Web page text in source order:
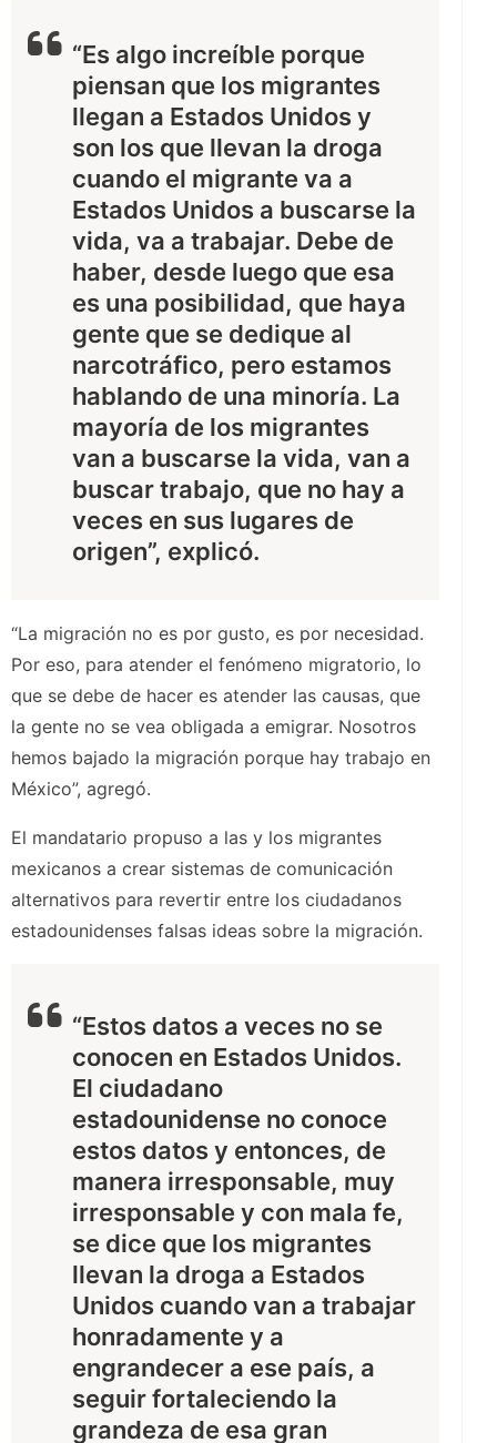
“Es algo increíble porque
piensan que los migrantes
llegan a Estados Unidos y
son los que llevan la droga
cuando el migrante va a
Estados Unidos a buscarse la
vida, va a trabajar. Debe de
haber, desde luego que esa
es una posibilidad, que haya
gente que se dedique al
narcotráfico, pero estamos
hablando de una minoría. La
mayoría de los migrantes
van a buscarse la vida, van a
buscar trabajo, que no hay a
veces en sus lugares de
origen”, explicó.
“La migración no es por gusto, es por necesidad.
Por eso, para atender el fenómeno migratorio, lo
que se debe de hacer es atender las causas, que
la gente no se vea obligada a emigrar. Nosotros
hemos bajado la migración porque hay trabajo en
México”, agregó.
El mandatario propuso a las y los migrantes
mexicanos a crear sistemas de comunicación
alternativos para revertir entre los ciudadanos
estadounidenses falsas ideas sobre la migración.
“Estos datos a veces no se
conocen en Estados Unidos.
El ciudadano
estadounidense no conoce
estos datos y entonces, de
manera irresponsable, muy
irresponsable y con mala fe,
se dice que los migrantes
llevan la droga a Estados
Unidos cuando van a trabajar
honradamente y a
engrandecer a ese país, a
seguir fortaleciendo la
grandeza de esa gran